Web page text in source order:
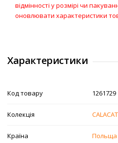
відмінності у розмірі чи
оновлювати характеристики
Характеристики
Код товару 1261729
Колекція
Країна Польща